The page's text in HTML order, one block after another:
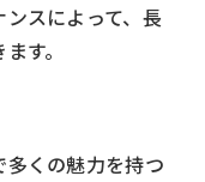
スによって、長
す。
くの魅力を持つ